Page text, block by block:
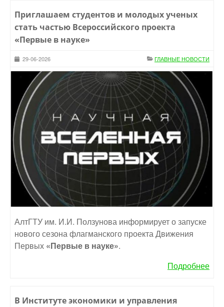
Приглашаем студентов и молодых ученых
стать частью Всероссийского проекта
«Первые в науке»
29-06-2026 ГЛАВНЫЕ НОВОСТИ
АлтГТУ им. И.И. Ползунова информирует о запуске
нового сезона флагманского проекта Движения
Первых «Первые в науке».
Подробнее
В Институте экономики и управления